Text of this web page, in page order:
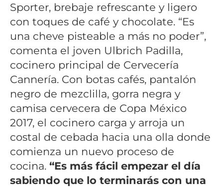
Sporter, brebaje refrescante y ligero
con toques de café y chocolate. “Es
una cheve pisteable a más no poder”,
comenta el joven Ulbrich Padilla,
cocinero principal de Cervecería
Cannería. Con botas cafés, pantalón
negro de mezclilla, gorra negra y
camisa cervecera de Copa México
2017, el cocinero carga y arroja un
costal de cebada hacia una olla donde
comienza un nuevo proceso de
cocina. “Es más fácil empezar el día
sabiendo que lo terminarás con una